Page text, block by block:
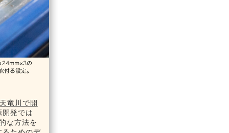
竜川で開
開発では
な方法を